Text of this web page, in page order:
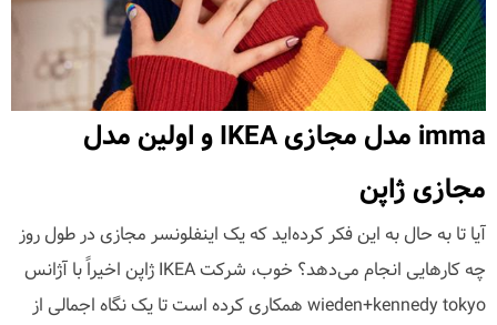
imma مدل مجازی IKEA و اولین مدل
مجازی ژاپن
آیا تا به حال به این فکر کرده‌اید که یک اینفلونسر مجازی در طول روز
چه کارهایی انجام می‌دهد؟ خوب، شرکت IKEA ژاپن اخیراً با آژانس
wieden+kennedy tokyo همکاری کرده است تا یک نگاه اجمالی از